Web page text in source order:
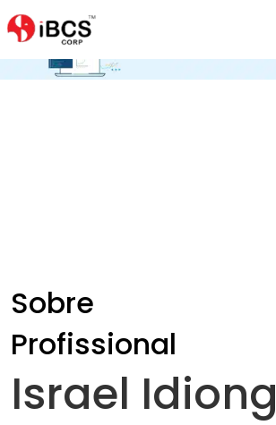
Sobre
Profissional
Israel Idiong